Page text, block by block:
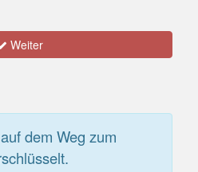
Weiter
dem Weg zum